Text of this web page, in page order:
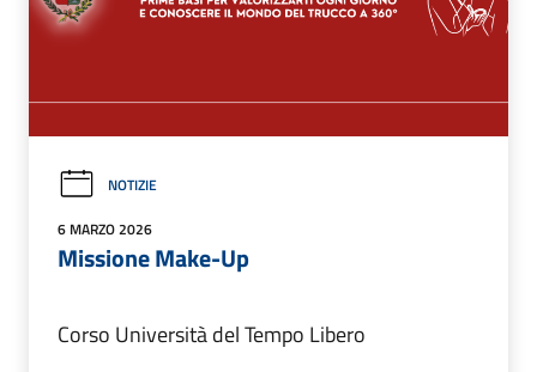
NOTIZIE
6 MARZO 2026
Missione Make-Up
Corso Università del Tempo Libero